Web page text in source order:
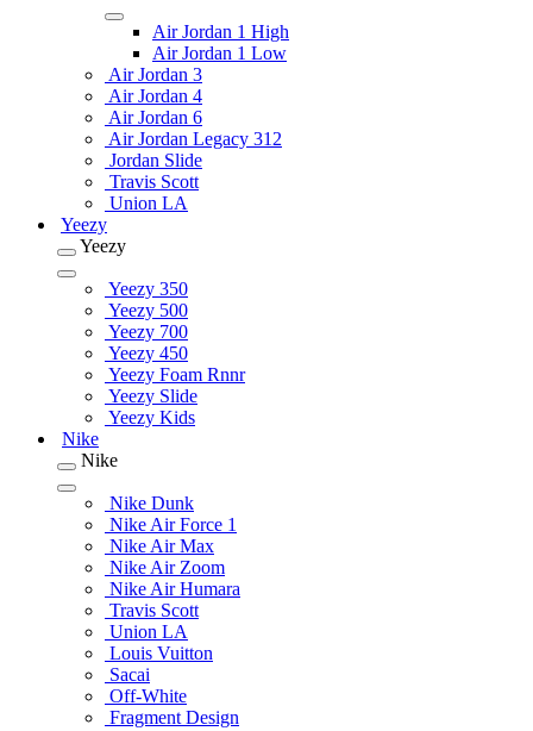
Air Jordan 1 High
Air Jordan 1 Low
Air Jordan 3
Air Jordan 4
Air Jordan 6
Air Jordan Legacy 312
Jordan Slide
Travis Scott
Union LA
Yeezy
Yeezy
Yeezy 350
Yeezy 500
Yeezy 700
Yeezy 450
Yeezy Foam Rnnr
Yeezy Slide
Yeezy Kids
Nike
Nike
Nike Dunk
Nike Air Force 1
Nike Air Max
Nike Air Zoom
Nike Air Humara
Travis Scott
Union LA
Louis Vuitton
Sacai
Off-White
Fragment Design